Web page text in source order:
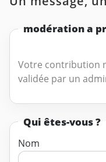
modération a
Votre contribution
validée par un
Qui êtes-vous ?
Nom